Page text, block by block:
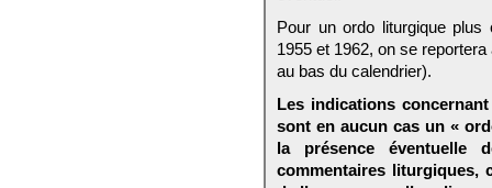
Pour un ordo liturgique plus
1955 et 1962, on se
au bas du calendrier).
Les indications
sont en aucun cas un «
la présence éventuelle
commentaires liturgiques,